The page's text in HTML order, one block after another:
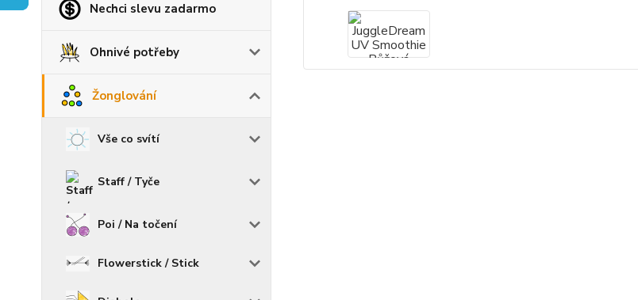
Nechci slevu zadarmo
Ohnivé potřeby
Žonglování
Vše co svítí
Staff / Tyče
Poi / Na točení
Flowerstick / Stick